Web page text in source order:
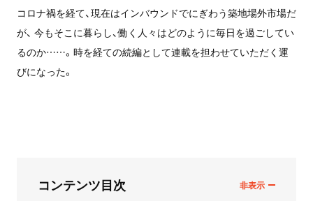
コロナ禍を経て、現在はインバウンドでにぎわう築地場外市場だ
が、 今もそこに暮らし、働く人々はどのように毎日を過ごしてい
るのか……。時を経ての続編として連載を担わせていただく運
びになった。
コンテンツ目次